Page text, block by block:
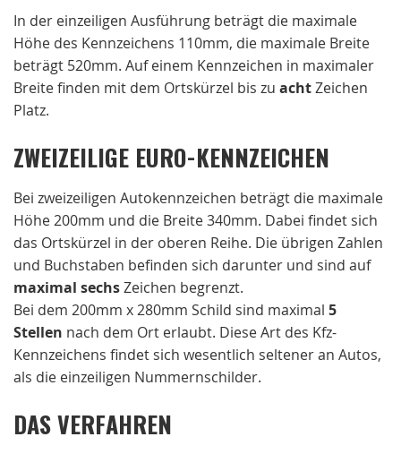
In der einzeiligen Ausführung beträgt die maximale
Höhe des Kennzeichens 110mm, die maximale Breite
beträgt 520mm. Auf einem Kennzeichen in maximaler
Breite finden mit dem Ortskürzel bis zu achtZeichen
Platz.
ZWEIZEILIGE EURO-KENNZEICHEN
Bei zweizeiligen Autokennzeichen beträgt die maximale
Höhe 200mm und die Breite 340mm. Dabei findet sich
das Ortskürzel in der oberen Reihe. Die übrigen Zahlen
und Buchstaben befinden sich darunter und sind auf
maximal sechsZeichen begrenzt.
Bei dem 200mm x 280mm Schild sind maximal 5
Stellen nach dem Ort erlaubt. Diese Art des Kfz-
Kennzeichens findet sich wesentlich seltener an Autos,
als die einzeiligen Nummernschilder.
DAS VERFAHREN